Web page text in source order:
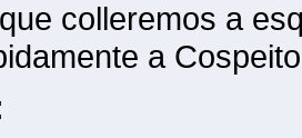
colleremos a
a